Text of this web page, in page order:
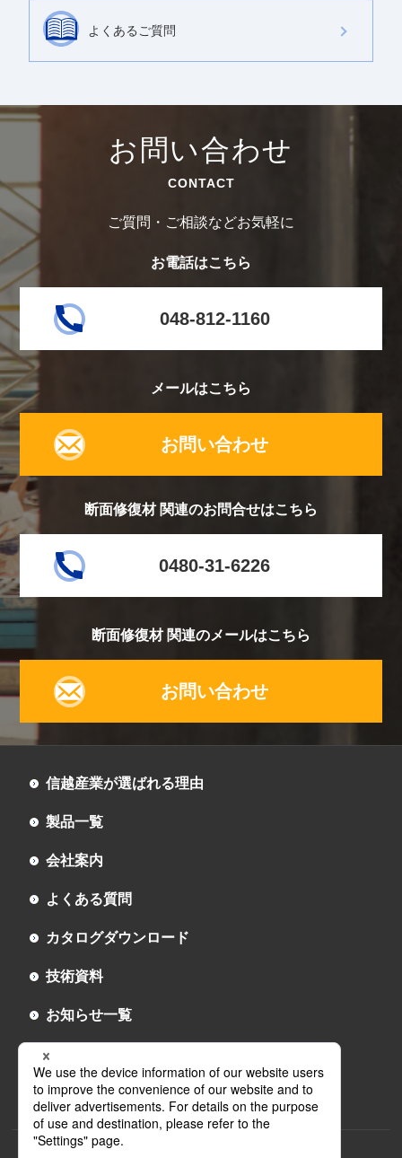
よくあるご質問
お問い合わせ
CONTACT
ご質問・ご相談などお気軽に
お電話はこちら
048-812-1160
メールはこちら
お問い合わせ
断面修復材 関連のお問合せはこちら
0480-31-6226
断面修復材 関連のメールはこちら
お問い合わせ
信越産業が選ばれる理由
製品一覧
会社案内
よくある質問
カタログダウンロード
技術資料
お知らせ一覧
お問い合わせ
採用情報